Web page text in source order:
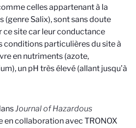
celles appartenant à la
(genre Salix), sont sans doute
ce site car leur conductance
conditions particulières du site à
en nutriments (azote,
un pH très élevé (allant jusqu’à
Journal of Hazardous
en collaboration avec TRONOX